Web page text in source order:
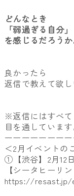
どんなとき
「弱過ぎる自分」
を感じるだろうか
良かったら
返信で教えて欲し
※返信にはすべて
目を通しています
ーーーーーーー
＜2月イベントの
①【渋谷】2月12
【シータヒーリ
https://resast.jp/